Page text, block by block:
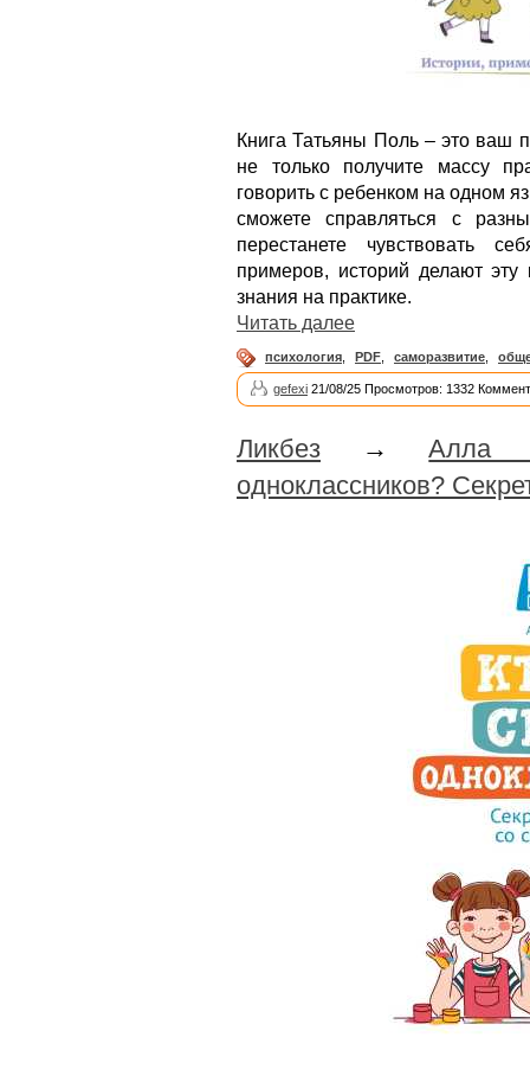
Книга Татьяны Поль – это ваш
не только получите массу
говорить с ребенком на одном
сможете справляться с
перестанете чувствовать
примеров, историй делают
знания на практике.
Читать далее
психология PDF саморазвитие
gefexi 21/08/25 Просмотров: 1332
Ликбез →Алла
одноклассников?